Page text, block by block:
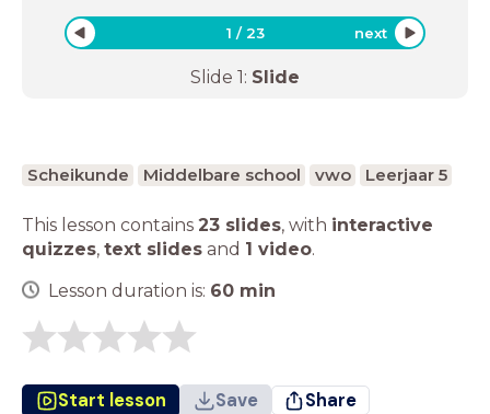
1 /23 next
Slide 1: Slide
Scheikunde Middelbare school vwo Leerjaar 5
This lesson contains 23 slides, with interactive
quizzes, text slides and 1 video.
Lesson duration is: 60 min
Start lesson Save Share